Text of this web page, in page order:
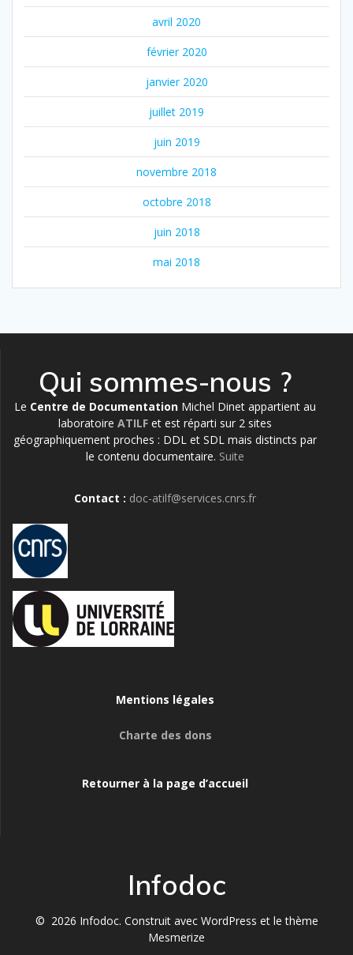
avril 2020
février 2020
janvier 2020
juillet 2019
juin 2019
novembre 2018
octobre 2018
juin 2018
mai 2018
Qui sommes-nous ?
Le Centre de Documentation Michel Dinet appartient au
laboratoire ATILF et est réparti sur 2 sites
géographiquement proches : DDL et SDL mais distincts par
le contenu documentaire. Suite
Contact : doc-atilf@services.cnrs.fr
Mentions légales
Charte des dons
Retourner à la page d’accueil
Infodoc
© 2026 Infodoc. Construit avec WordPress et lethème
Mesmerize